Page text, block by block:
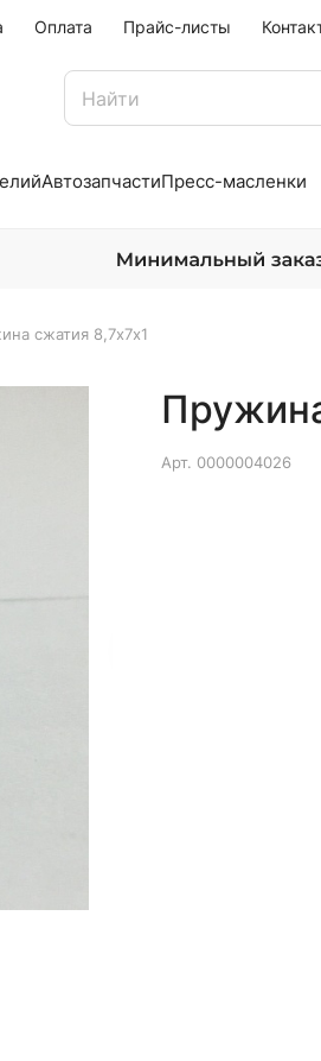
Оплата Прайс-листы
АвтозапчастиПресс-масленки
сжатия 8,7х7х1
Арт. 0000004026